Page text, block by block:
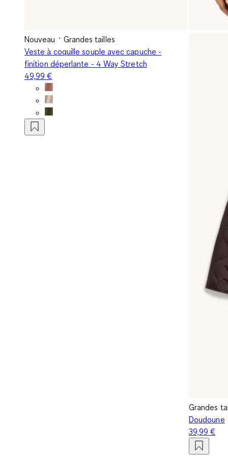
Nouveau
Grandes tailles
Veste à coquille souple avec capuche -
finition déperlante - 4 Way Stretch
49,99 €
Grandes
Doudoune
39,99 €